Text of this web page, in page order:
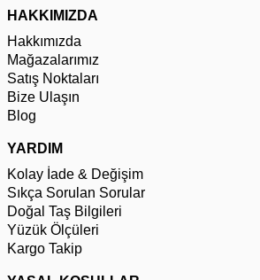
HAKKIMIZDA
Hakkımızda
Mağazalarımız
Satış Noktaları
Bize Ulaşın
Blog
YARDIM
Kolay İade & Değişim
Sıkça Sorulan Sorular
Doğal Taş Bilgileri
Yüzük Ölçüleri
Kargo Takip